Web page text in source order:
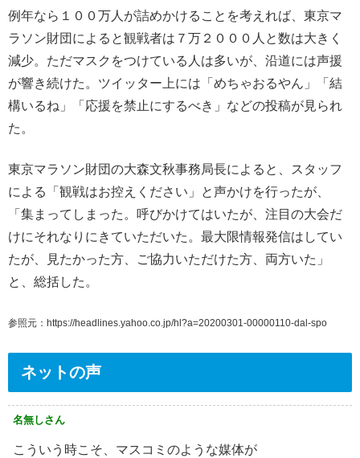
例年なら１００万人が詰めかけることを考えれば、東京マ
ラソン財団によると観戦者は７万２０００人と数は大きく
減少。ただマスクをつけている人は多いが、沿道には声援
が響き続けた。ツイッター上には「めちゃおるやん」「結
構いるね」「応援を禁止にするべき」などの投稿が見られ
た。
東京マラソン財団の大森文秋事務局長によると、スタッフ
による「観戦はお控えください」と声かけを行ったが、
「集まってしまった。呼びかけてはいたが、注目の大会だ
けにそれなりにきていただいた。最大限情報発信はしてい
たが、見たかった方、ご協力いただけた方、両方いた」
と、総括した。
参照元：https://headlines.yahoo.co.jp/hl?a=20200301-00000110-dal-spo
ネットの声
名無しさん
こういう時こそ、マスコミのような媒体が